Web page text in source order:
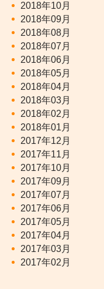
2018年10月
2018年09月
2018年08月
2018年07月
2018年06月
2018年05月
2018年04月
2018年03月
2018年02月
2018年01月
2017年12月
2017年11月
2017年10月
2017年09月
2017年07月
2017年06月
2017年05月
2017年04月
2017年03月
2017年02月